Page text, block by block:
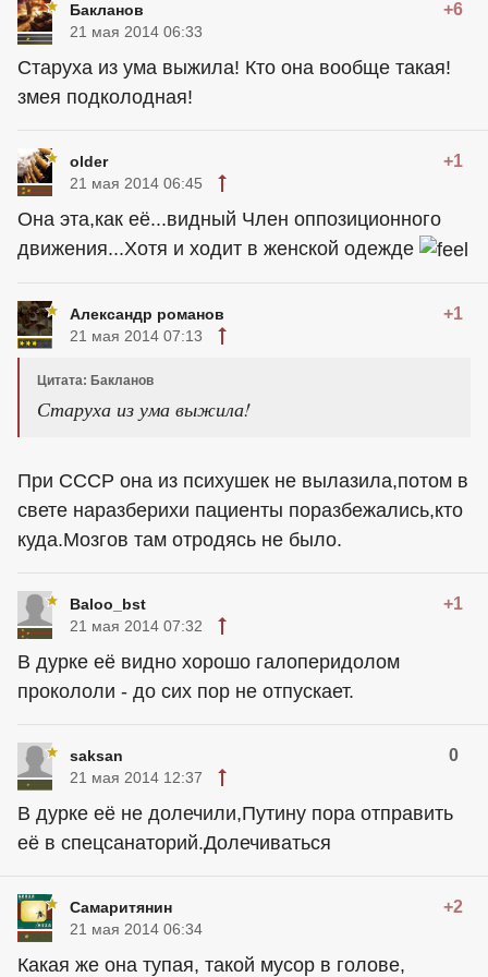
Бакланов +6
21 мая 2014 06:33
Старуха из ума выжила! Кто она вообще такая!
змея подколодная!
older +1
21 мая 2014 06:45
Она эта,как её...видный Член оппозиционного
движения...Хотя и ходит в женской одежде
Александр романов +1
21 мая 2014 07:13
Цитата: Бакланов
Старуха из ума выжила!
При СССР она из психушек не вылазила,потом в
свете наразберихи пациенты поразбежались,кто
куда.Мозгов там отродясь не было.
Baloo_bst +1
21 мая 2014 07:32
В дурке её видно хорошо галоперидолом
прокололи - до сих пор не отпускает.
saksan 0
21 мая 2014 12:37
В дурке её не долечили,Путину пора отправить
её в спецсанаторий.Долечиваться
Самаритянин +2
21 мая 2014 06:34
Какая же она тупая, такой мусор в голове,